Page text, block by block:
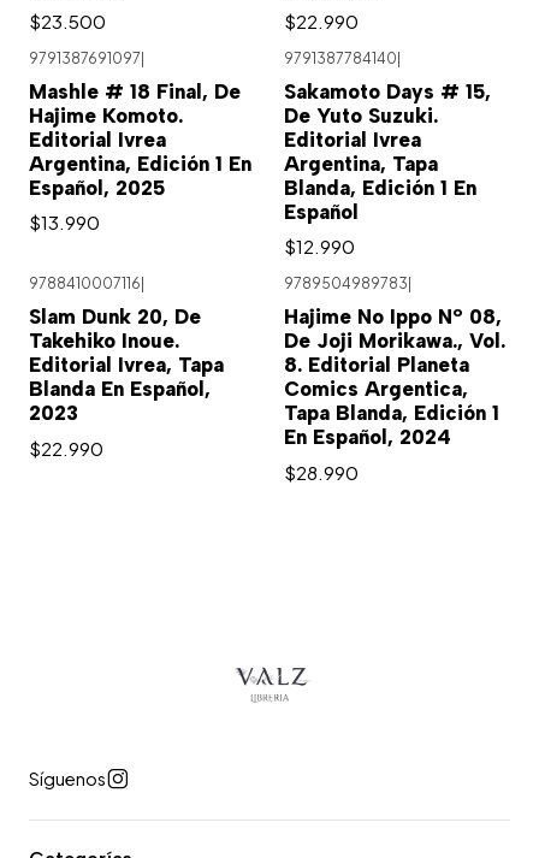
$23.500 $22.990
9791387691097
Mashle # 18 Final, De
Hajime Komoto.
Editorial Ivrea
Argentina, Edición 1 En
Español, 2025
$13.990
9791387784140
Sakamoto Days # 15,
De Yuto Suzuki.
Editorial Ivrea
Argentina, Tapa
Blanda, Edición 1 En
Español
$12.990
9788410007116
Slam Dunk 20, De
Takehiko Inoue.
Editorial Ivrea, Tapa
Blanda En Español,
2023
$22.990
9789504989783
Hajime No Ippo Nº 08,
De Joji Morikawa., Vol.
8. Editorial Planeta
Comics Argentica,
Tapa Blanda, Edición 1
En Español, 2024
$28.990
Síguenos